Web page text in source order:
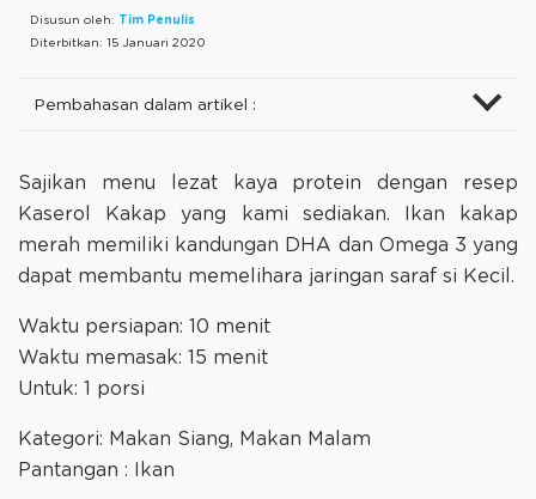
Disusun oleh: Tim Penulis
Diterbitkan: 15 Januari 2020
Pembahasan dalam artikel :
Sajikan menu lezat kaya protein dengan resep
Kaserol Kakap yang kami sediakan. Ikan kakap
merah memiliki kandungan DHA dan Omega 3 yang
dapat membantu memelihara jaringan saraf si Kecil.
Waktu persiapan: 10 menit
Waktu memasak: 15 menit
Untuk: 1 porsi
Kategori: Makan Siang, Makan Malam
Pantangan : Ikan